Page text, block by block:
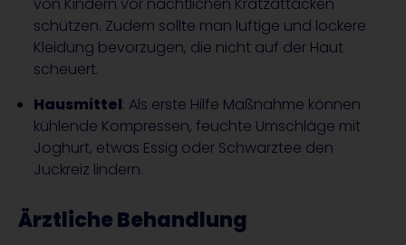
schützen. Zudem sollte man luftige und lockere
Kleidung bevorzugen, die nicht auf der Haut
scheuert.
Hausmittel: Als erste Hilfe Maßnahme können
kühlende Kompressen, feuchte Umschläge mit
Joghurt, etwas Essig oder Schwarztee den
Juckreiz lindern.
Ärztliche Behandlung